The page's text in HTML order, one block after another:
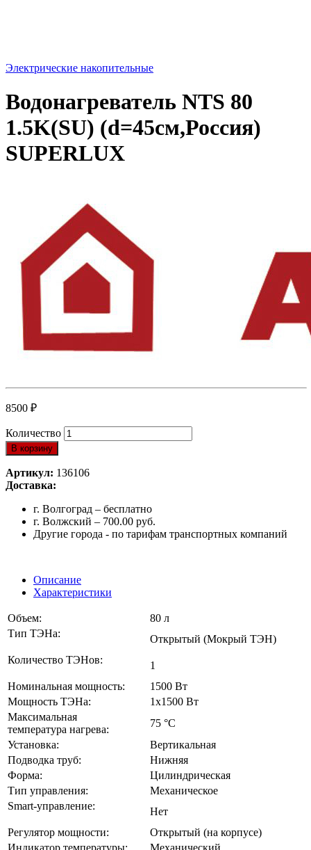
Электрические накопительные
Водонагреватель NTS 80
1.5K(SU) (d=45см,Россия)
SUPERLUX
8500 ₽
Количество
В корзину
Артикул: 136106
Доставка:
г. Волгоград – бесплатно
г. Волжский – 700.00 руб.
Другие города - по тарифам транспортных компаний
Описание
Характеристики
Объем:
80 л
Тип ТЭНа:
Открытый (Мокрый ТЭН)
Количество ТЭНов:
1
Номинальная мощность:
1500 Вт
Мощность ТЭНа:
1х1500 Вт
Максимальная
температура нагрева:
75 °C
Установка:
Вертикальная
Подводка труб:
Нижняя
Форма:
Цилиндрическая
Тип управления:
Механическое
Smart-управление:
Нет
Регулятор мощности:
Открытый (на корпусе)
Индикатор температуры:
Механический